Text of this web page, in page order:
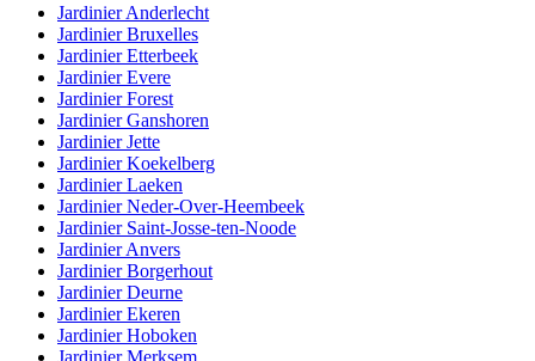
Jardinier Anderlecht
Jardinier Bruxelles
Jardinier Etterbeek
Jardinier Evere
Jardinier Forest
Jardinier Ganshoren
Jardinier Jette
Jardinier Koekelberg
Jardinier Laeken
Jardinier Neder-Over-Heembeek
Jardinier Saint-Josse-ten-Noode
Jardinier Anvers
Jardinier Borgerhout
Jardinier Deurne
Jardinier Ekeren
Jardinier Hoboken
Jardinier Merksem